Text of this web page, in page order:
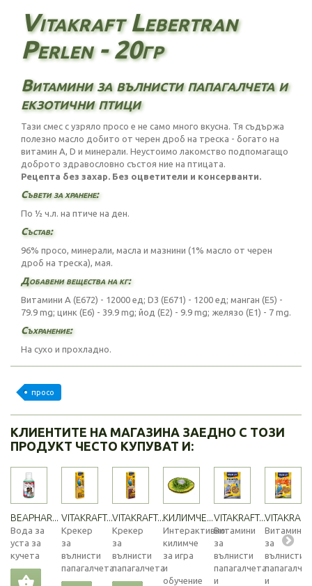
Vitakraft Lebertran
Perlen - 20гр
Витамини за вълнисти папагалчета и
екзотични птици
Тази смес с узряло просо е не само много вкусна. Тя съдържа
полезно масло добито от черен дроб на треска - богато на
витамин А, D и минерали. Неустоимо лакомство подпомагащо
доброто здравословно състоя ние на птицата.
Рецепта без захар. Без оцветители и консерванти.
Съвети за хранене:
По ½ ч.л. на птиче на ден.
Състав:
96% просо, минерали, масла и мазнини (1% масло от черен
дроб на треска), мая.
Добавени вещества на кг:
Витамини А (E672) - 12000 ед; D3 (E671) - 1200 ед; манган (E5) -
79.9 mg; цинк (E6) - 39.9 mg; йод (E2) - 9.9 mg; желязо (E1) - 7 mg.
Съхранение:
На сухо и прохладно.
просо
КЛИЕНТИТЕ НА МАГАЗИНА ЗАЕДНО С ТОЗИ
ПРОДУКТ ЧЕСТО КУПУВАТ И:
BEAPHAR...
Вода за
уста за
кучета
VITAKRAFT...
Крекер
за
вълнисти
папагалчета
VITAKRAFT...
Крекер
за
вълнисти
папагалчета
КИЛИМЧЕ...
Интерактивно
килимче
за игра
и
обучение
VITAKRAFT...
Витамини
за
вълнисти
папагалчета
и
Витамини
за
вълнисти
и